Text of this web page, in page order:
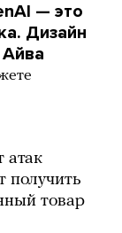
— это
Дизайн
атак
получить
товар